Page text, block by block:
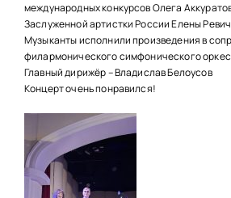
О ПРИЕМЕ
СВЕДЕНИЯ ОБ
международных конкурсов Олега
Заслуженной артистки России Елены
Музыканты исполнили произведения в
филармонического симфонического
Главный дирижёр – Владислав Белоусов
Концерт очень понравился!